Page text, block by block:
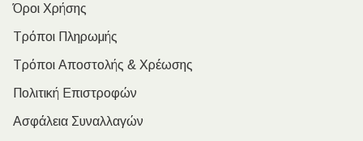
Όροι Χρήσης
Τρόποι Πληρωμής
Τρόποι Αποστολής & Χρέωσης
Πολιτική Επιστροφών
Ασφάλεια Συναλλαγών